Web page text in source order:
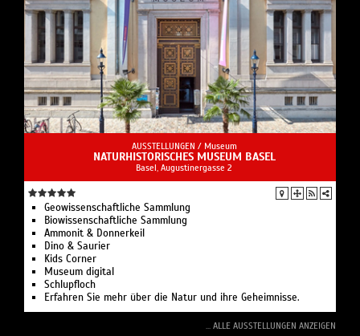
AUSSTELLUNGEN / Museum
NATURHISTORISCHES MUSEUM BASEL
Basel, Augustinergasse 2
Geowissenschaftliche Sammlung
Biowissenschaftliche Sammlung
Ammonit & Donnerkeil
Dino & Saurier
Kids Corner
Museum digital
Schlupfloch
Erfahren Sie mehr über die Natur und ihre Geheimnisse.
... ALLE AUSSTELLUNGEN ANZEIGEN